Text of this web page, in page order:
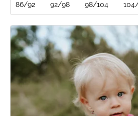
86/92 92/98 98/104